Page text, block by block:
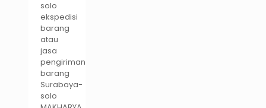
solo
ekspedisi
barang
atau
jasa
pengiriman
barang
Surabaya-
solo